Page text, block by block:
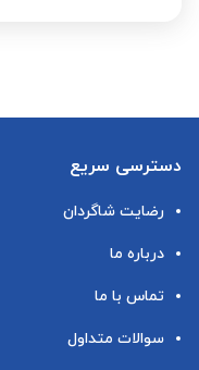
دسترسی سریع
رضایت شاگردان
درباره ما
تماس با ما
سوالات متداول